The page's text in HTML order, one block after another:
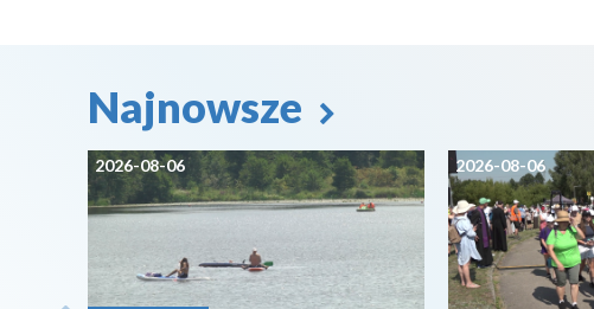
Najnowsze
2026-08-06 2026-08-06